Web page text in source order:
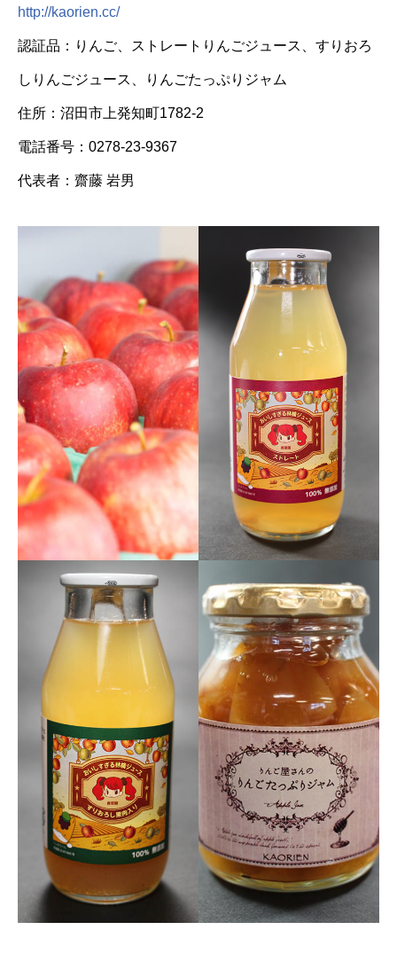
http://kaorien.cc/
認証品：りんご、ストレートりんごジュース、すりおろ
しりんごジュース、りんごたっぷりジャム
住所：沼田市上発知町1782-2
電話番号：0278-23-9367
代表者：齋藤 岩男